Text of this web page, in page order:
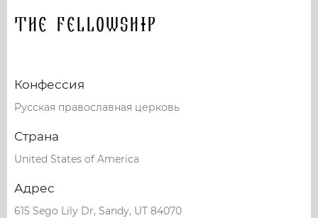
The Fellowship
Конфессия
Русская православная церковь
Страна
United States of America
Адрес
615 Sego Lily Dr, Sandy, UT 84070